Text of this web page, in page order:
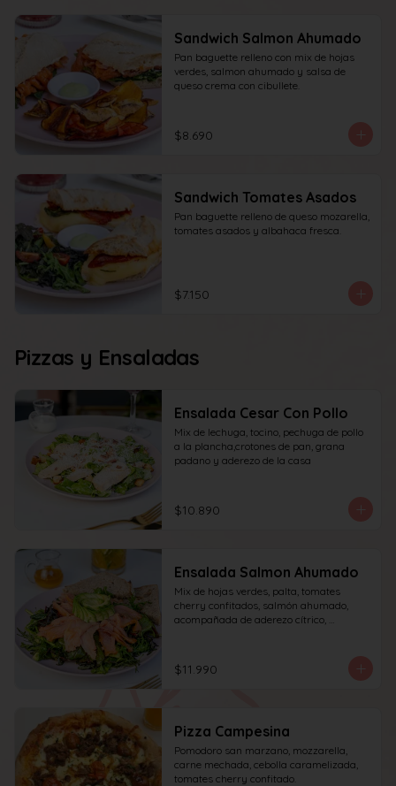
Sandwich Salmon Ahumado
Pan baguette relleno con mix de hojas
verdes, salmon ahumado y salsa de
queso crema con cibullete.
$8.690
Sandwich Tomates Asados
Pan baguette relleno de queso mozarella,
tomates asados y albahaca fresca.
$7.150
Pizzas y Ensaladas
Ensalada Cesar Con Pollo
Mix de lechuga, tocino, pechuga de pollo
a la plancha,crotones de pan, grana
padano y aderezo de la casa
$10.890
Ensalada Salmon Ahumado
Mix de hojas verdes, palta, tomates
cherry confitados, salmón ahumado,
acompañada de aderezo cítrico,
$11.990
Pizza Campesina
Pomodoro san marzano, mozzarella,
carne mechada, cebolla caramelizada,
tomates cherry confitado.